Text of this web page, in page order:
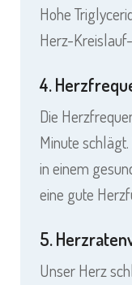
Hohe
Herz-
4.
Die
Minute
in einem
eine gute
5.
Unser Herz